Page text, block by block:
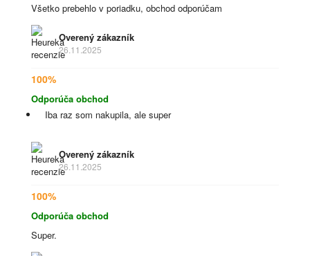
Všetko prebehlo v poriadku, obchod odporúčam
Overený zákazník
26.11.2025
100%
Odporúča obchod
Iba raz som nakupila, ale super
Overený zákazník
26.11.2025
100%
Odporúča obchod
Super.